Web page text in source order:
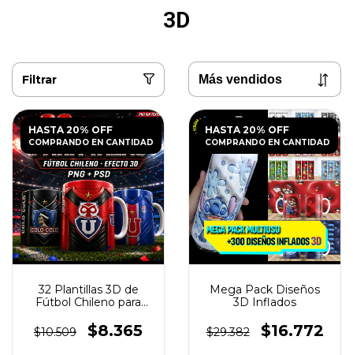
3D
Filtrar
HASTA 20% OFF
COMPRANDO EN CANTIDAD
32 Plantillas 3D de
Fútbol Chileno para
$10.509
$8.365
HASTA 20% OFF
COMPRANDO EN CANTIDAD
Mega Pack Diseños
3D Inflados
$29.382 $16.772